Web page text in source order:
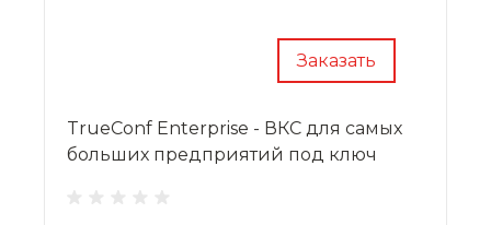
Заказать
TrueConf Enterprise - ВКС для самых
больших предприятий под ключ